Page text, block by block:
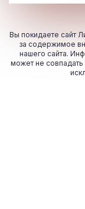
Вы покидаете сайт
за содержимое
нашего сайта.
может не совпадать